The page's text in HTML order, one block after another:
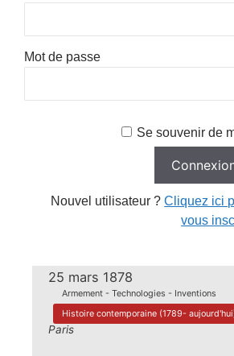
Mot de passe
Se souvenir de
Nouvel utilisateur ?Cliquez ici
vous
25 mars 1878
Armement - Technologies - Inventions
Histoire contemporaine (1789-
Paris